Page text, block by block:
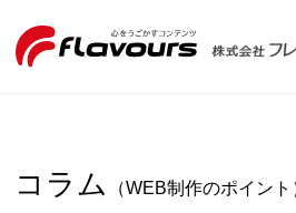
コラム （WEB制作のポイント